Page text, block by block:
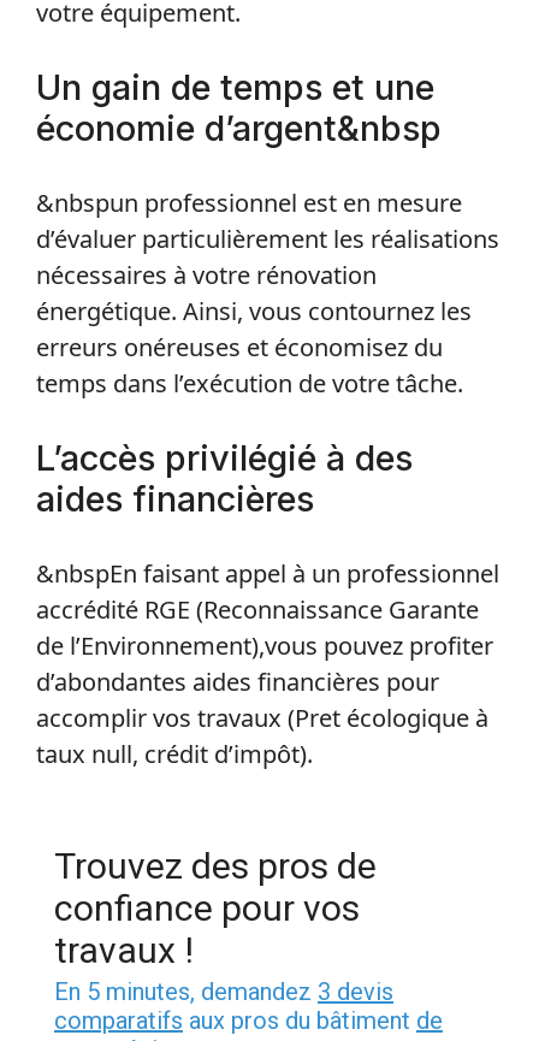
votre équipement.
Un gain de temps et une
économie d’argent&nbsp
&nbspun professionnel est en mesure
d’évaluer particulièrement les réalisations
nécessaires à votre rénovation
énergétique. Ainsi, vous contournez les
erreurs onéreuses et économisez du
temps dans l’exécution de votre tâche.
L’accès privilégié à des
aides financières
&nbspEn faisant appel à un professionnel
accrédité RGE (Reconnaissance Garante
de l’Environnement),vous pouvez profiter
d’abondantes aides financières pour
accomplir vos travaux (Pret écologique à
taux null, crédit d’impôt).
Trouvez des pros de
confiance pour vos
travaux !
En 5 minutes, demandez 3 devis
comparatifs aux pros du bâtiment de